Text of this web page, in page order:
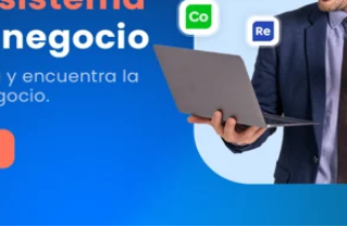
para llenar la
se deben tener presente los
que cumplan las características
individuales que se encuentren
del artículo 14, de la Ley sobre